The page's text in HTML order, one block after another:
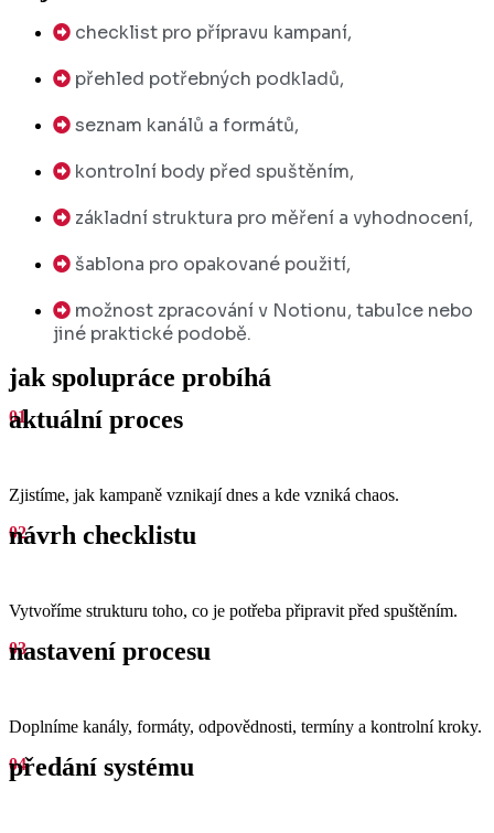
checklist pro přípravu kampaní,
přehled potřebných podkladů,
seznam kanálů a formátů,
kontrolní body před spuštěním,
základní struktura pro měření a vyhodnocení,
šablona pro opakované použití,
možnost zpracování v Notionu, tabulce nebo
jiné praktické podobě.
jak spolupráce probíhá
01
aktuální proces
Zjistíme, jak kampaně vznikají dnes a kde vzniká chaos.
02
návrh checklistu
Vytvoříme strukturu toho, co je potřeba připravit před spuštěním.
03
nastavení procesu
Doplníme kanály, formáty, odpovědnosti, termíny a kontrolní kroky.
04
předání systému